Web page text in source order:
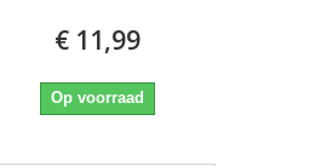
€ 11,99
Op voorraad